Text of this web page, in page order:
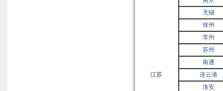
江苏
无锡
徐州
常州
苏州
南通
连云港
淮安